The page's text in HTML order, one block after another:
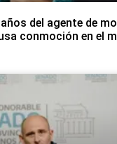
del agente de
conmoción en el